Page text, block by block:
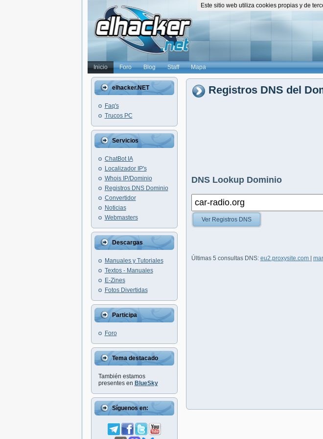
Inicio Foro Blog Staff Mapa
elhacker.NET
Faq's
Trucos PC
Servicios
ChatBot IA
Localizador IP's
Whois IP/Dominio
Registros DNS Dominio
Convertidor
Noticias
Webmasters
Descargas
Manuales y Tutoriales
Textos - Manuales
E-Zines
Fotos Divertidas
Participa
Foro
Tema destacado
También estamos
presentes en BlueSky
Síguenos en:
Registros DNS del
DNS Lookup Dominio
Ver Registros DNS
Últimas 5 consultas DNS: eu2.proxysite.com
Este sitio web utiliza cookies propias y de